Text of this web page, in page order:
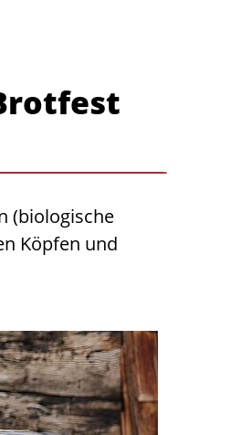
(biologische
Köpfen und